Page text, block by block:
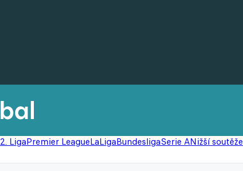
2. LigaPremier LeagueLaLigaBundesligaSerie ANižší soutěže